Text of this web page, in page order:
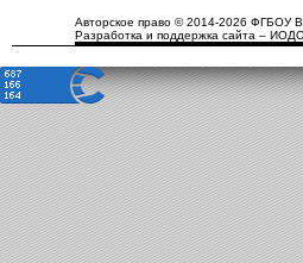
Авторское право © 2014-2026 ФГБОУ
Разработка и поддержка сайта –